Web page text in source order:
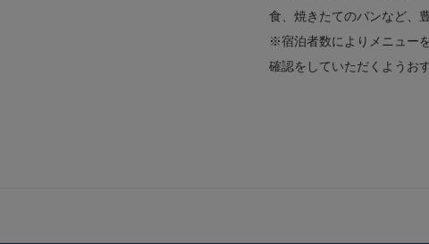
食、焼きたてのパンなど、
※宿泊者数によりメニュー
確認をしていただくようお